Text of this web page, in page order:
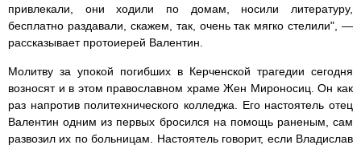
привлекали, они ходили по домам, носили литературу,
бесплатно раздавали, скажем, так, очень так мягко стелили", —
рассказывает протоиерей Валентин.
Молитву за упокой погибших в Керченской трагедии сегодня
возносят и в этом православном храме Жен Мироносиц. Он как
раз напротив политехнического колледжа. Его настоятель отец
Валентин одним из первых бросился на помощь раненым, сам
развозил их по больницам. Настоятель говорит, если Владислав